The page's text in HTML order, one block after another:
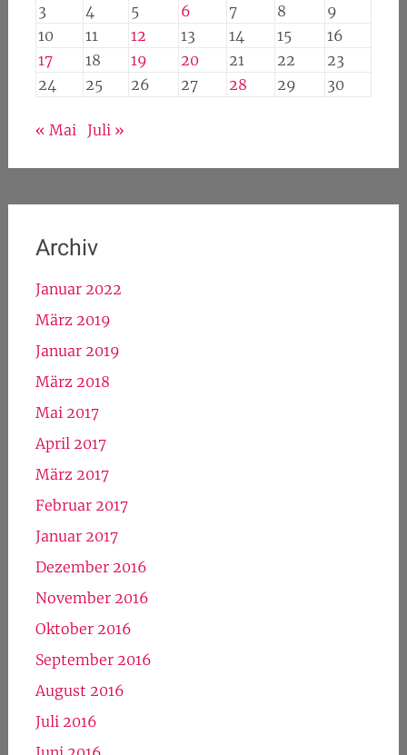
3
4 5 6 7 8
9
10
11 12 13 14 15
16
17
18 19 20 21 22
23
24
25 26 27 28 29 30
« Mai Juli »
Archiv
Januar 2022
März 2019
Januar 2019
März 2018
Mai 2017
April 2017
März 2017
Februar 2017
Januar 2017
Dezember 2016
November 2016
Oktober 2016
September 2016
August 2016
Juli 2016